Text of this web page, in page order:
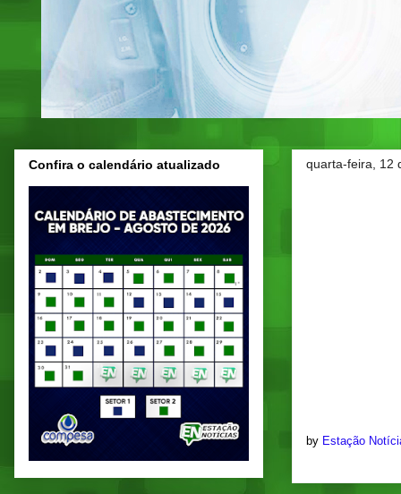
quarta-feira, 12
by Estação
Confira o calendário atualizado